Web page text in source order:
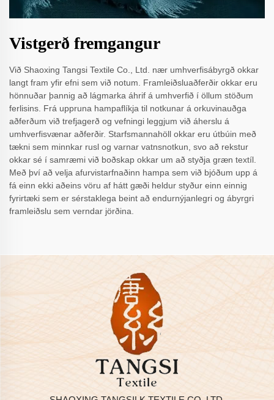
Vistgerð fremgangur
Við Shaoxing Tangsi Textile Co., Ltd. nær umhverfisábyrgð okkar
langt fram yfir efni sem við notum. Framleiðsluaðferðir okkar eru
hönnuðar þannig að lágmarka áhrif á umhverfið í öllum stöðum
ferlisins. Frá uppruna hampaflíkja til notkunar á orkuvinauðga
aðferðum við trefjagerð og vefningi leggjum við áherslu á
umhverfisvænar aðferðir. Starfsmannahöll okkar eru útbúin með
tækni sem minnkar rusl og varnar vatnsnotkun, svo að rekstur
okkar sé í samræmi við boðskap okkar um að styðja græn textíl.
Með því að velja afurvistarfnaðinn hampa sem við bjóðum upp á
fá einn ekki aðeins vöru af hátt gæði heldur styður einn einnig
fyrirtæki sem er sérstaklega beint að endurnýjanlegri og ábyrgri
framleiðslu sem verndar jörðina.